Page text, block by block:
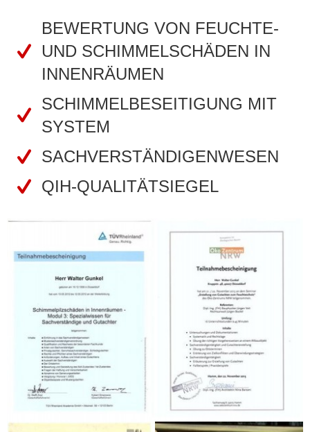
BEWERTUNG VON FEUCHTE-
UND SCHIMMELSCHÄDEN IN
INNENRÄUMEN
SCHIMMELBESEITIGUNG MIT
SYSTEM
SACHVERSTÄNDIGENWESEN
QIH-QUALITÄTSIEGEL